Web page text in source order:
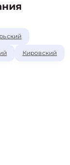
Кировский